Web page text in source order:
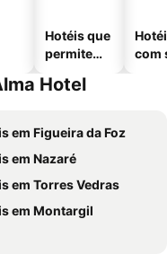
Hotéis que
permitem
com
Hotel
em Figueira da Foz
em Nazaré
em Torres Vedras
em Montargil